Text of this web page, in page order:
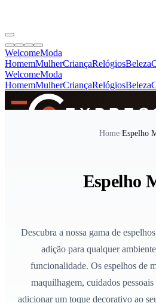
WelcomeModa
HomemMulherCriançaRelógiosBeleza
WelcomeModa
HomemMulherCriançaRelógiosBeleza
Home/Espelho
Espelho
Descubra a nossa gama de
adição para qualquer
funcionalidade. Os espelhos de
maquilhagem, cuidados
adicionar um toque decorativo ao